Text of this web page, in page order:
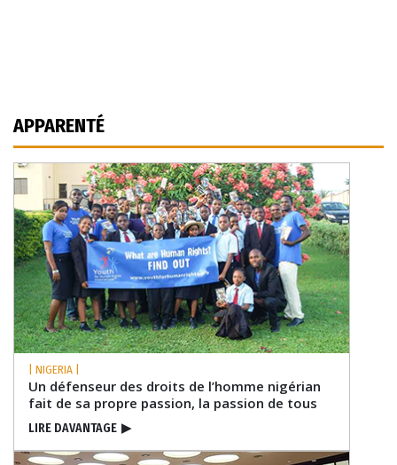
APPARENTÉ
| NIGERIA |
Un défenseur des droits de l’homme nigérian
fait de sa propre passion, la passion de tous
LIRE DAVANTAGE ▶